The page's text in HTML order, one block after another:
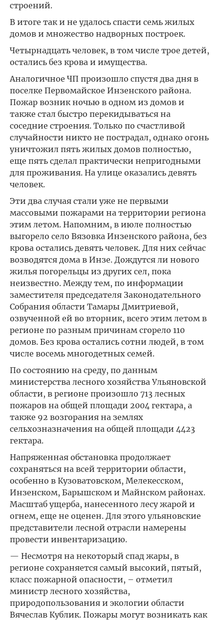
строений.
В итоге так и не удалось спасти семь жилых
домов и множество надворных построек.
Четырнадцать человек, в том числе трое детей,
остались без крова и имущества.
Аналогичное ЧП произошло спустя два дня в
поселке Первомайское Инзенского района.
Пожар возник ночью в одном из домов и
также стал быстро перекидываться на
соседние строения. Только по счастливой
случайности никто не пострадал, однако огонь
уничтожил пять жилых домов полностью,
еще пять сделал практически непригодными
для проживания. На улице оказались девять
человек.
Эти два случая стали уже не первыми
массовыми пожарами на территории региона
этим летом. Напомним, в июле полностью
выгорело село Вязовка Инзенского района, без
крова остались девять человек. Для них сейчас
возводятся дома в Инзе. Дождутся ли нового
жилья погорельцы из других сел, пока
неизвестно. Между тем, по информации
заместителя председателя Законодательного
Собрания области Тамары Дмитриевой,
озвученной ей во вторник, всего этим летом в
регионе по разным причинам сгорело 110
домов. Без крова остались сотни людей, в том
числе восемь многодетных семей.
По состоянию на среду, по данным
министерства лесного хозяйства Ульяновской
области, в регионе произошло 713 лесных
пожаров на общей площади 2004 гектара, а
также 92 возгорания на землях
сельхозназначения на общей площади 4423
гектара.
Напряженная обстановка продолжает
сохраняться на всей территории области,
особенно в Кузоватовском, Мелекесском,
Инзенском, Барышском и Майнском районах.
Масштаб ущерба, нанесенного лесу жарой и
огнем, еще не оценен. Для этого ульяновские
представители лесной отрасли намерены
провести инвентаризацию.
— Несмотря на некоторый спад жары, в
регионе сохраняется самый высокий, пятый,
класс пожарной опасности, – отметил
министр лесного хозяйства,
природопользования и экологии области
Вячеслав Кублик. Пожары могут возникать как